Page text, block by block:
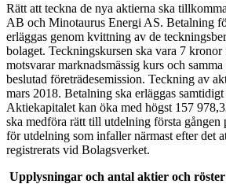
Rätt att teckna de nya aktierna ska
AB och Minotaurus Energi AS. Betalning
erläggas genom kvittning av de
bolaget. Teckningskursen ska vara 7
motsvarar marknadsmässig kurs och
beslutad företrädesemission. Teckning av
mars 2018. Betalning ska erläggas
Aktiekapitalet kan öka med högst 157
ska medföra rätt till utdelning första gången
för utdelning som infaller närmast efter det
registrerats vid Bolagsverket.
Upplysningar och antal aktier och röster